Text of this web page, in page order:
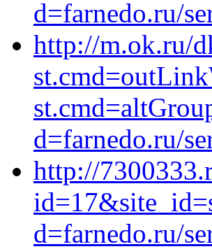
d=farnedo.ru/
http://m.ok.ru/
d=farnedo.ru/
http://
d=farnedo.ru/